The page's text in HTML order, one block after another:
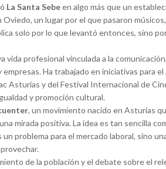
La Santa Sebeen algo más que un
un lugar por el que pasaron
solo por lo que levantó entonces, sino
vida profesional vinculada a la
Ha trabajado en iniciativas para
Asturias y del Festival Internacional de
y promoción cultural.
, un movimiento nacido en Asturias
mirada positiva. La idea es tan sencilla
problema para el mercado laboral, sino
de la población y el debate sobre el